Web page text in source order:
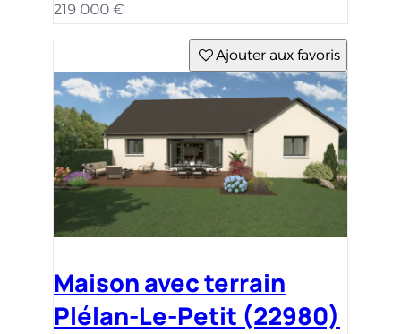
219 000 €
Ajouter aux favoris
Maison avec terrain
Plélan-Le-Petit (22980)